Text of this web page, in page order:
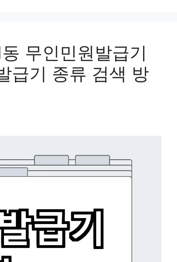
무인민원발급기
급기 종류 검색 방